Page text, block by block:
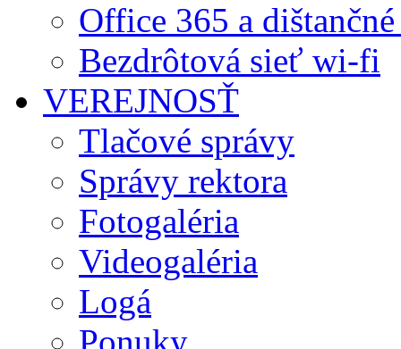
Office 365 a
Bezdrôtová sieť wi-fi
VEREJNOSŤ
Tlačové správy
Správy rektora
Fotogaléria
Videogaléria
Logá